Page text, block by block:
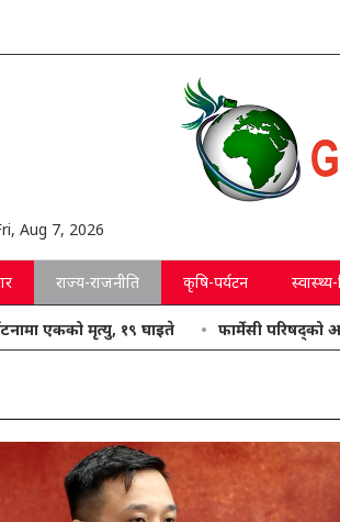
Aug 7, 2026
राज्य-राजनीति कृषि-पर्यटन स्वास्थ्य-
मृत्यु, १९ घाइते फार्मेसी परिषद्को अध्यक्षमा